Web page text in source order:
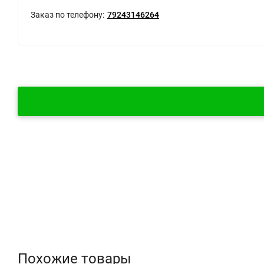
Заказ по телефону: 79243146264
Похожие товары